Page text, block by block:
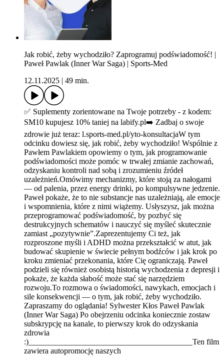
Jak robić, żeby wychodziło? Zaprogramuj podświadomość! |
Paweł Pawlak (Inner War Saga) | Sports-Med
12.11.2025
49 min.
✅ Suplementy zorientowane na Twoje potrzeby - z kodem:
SM10 kupujesz 10% taniej na labify.pl➡️ Zadbaj o swoje
zdrowie już teraz: l.sports-med.pl/yto-konsultacjaW tym
odcinku dowiesz się, jak robić, żeby wychodziło! Wspólnie z
Pawłem Pawlakiem opowiemy o tym, jak programowanie
podświadomości może pomóc w trwałej zmianie zachowań,
odzyskaniu kontroli nad sobą i zrozumieniu źródeł
uzależnień.Omówimy mechanizmy, które stoją za nałogami
— od palenia, przez energy drinki, po kompulsywne jedzenie.
Paweł pokaże, że to nie substancje nas uzależniają, ale emocje
i wspomnienia, które z nimi wiążemy. Usłyszysz, jak można
przeprogramować podświadomość, by pozbyć się
destrukcyjnych schematów i nauczyć się myśleć skutecznie
zamiast „pozytywnie”.Zaprezentujemy Ci też, jak
rozproszone myśli i ADHD można przekształcić w atut, jak
budować skupienie w świecie pełnym bodźców i jak krok po
kroku zmieniać przekonania, które Cię ograniczają. Paweł
podzieli się również osobistą historią wychodzenia z depresji i
pokaże, że każda słabość może stać się narzędziem
rozwoju.To rozmowa o świadomości, nawykach, emocjach i
sile konsekwencji — o tym, jak robić, żeby wychodziło.
Zapraszamy do oglądania! Sylwester Kłos Paweł Pawlak
(Inner War Saga) Po obejrzeniu odcinka koniecznie zostaw
subskrypcję na kanale, to pierwszy krok do odzyskania
zdrowia
:)_________________________________________Ten film
zawiera autopromocję naszych